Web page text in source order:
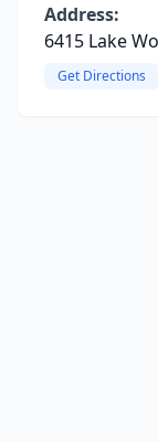
Address:
6415 Lake
Get Directions